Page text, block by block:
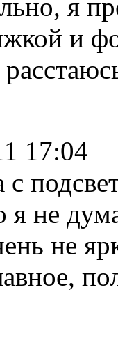
я
и
17:04
с
я не
не